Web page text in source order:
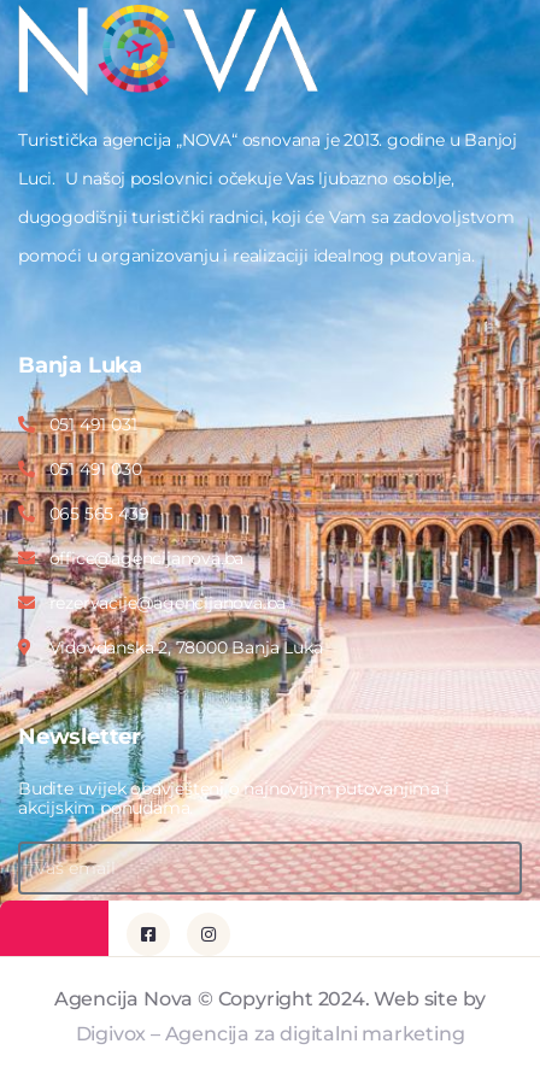
Turistička agencija „NOVA“ osnovana je 2013. godine u Banjoj
Luci. U našoj poslovnici očekuje Vas ljubazno osoblje,
dugogodišnji turistički radnici, koji će Vam sa zadovoljstvom
pomoći u organizovanju i realizaciji idealnog putovanja.
Banja Luka
051 491 031
051 491 030
065 565 439
office@agencijanova.ba
rezervacije@agencijanova.ba
Vidovdanska 2, 78000 Banja Luka
Newsletter
Budite uvijek obavješteni o najnovijim putovanjima i
akcijskim ponudama.
PRIJAVITE SE
Agencija Nova © Copyright 2024. Web site by
Digivox – Agencija za digitalni marketing